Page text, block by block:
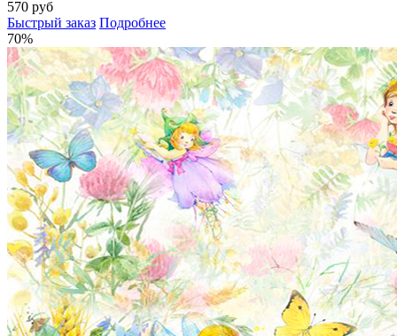
570 руб
Быстрый заказ Подробнее
70%